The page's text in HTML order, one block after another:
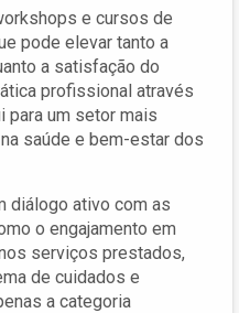
e cursos de
pode elevar tanto a
a satisfação do
profissional através
para um setor mais
saúde e bem-estar dos
diálogo ativo com as
o engajamento em
serviços prestados,
de cuidados e
a categoria